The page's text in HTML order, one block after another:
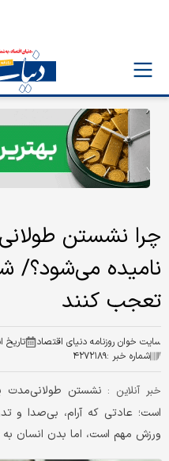
چرا نشستن
نامیده می‌شود؟/
تعجب کنند
سایت خوان روزنامه دنیای اقتصاد تاریخ
شماره خبر :۴۲۷۲۱۸۹
خبر آنلاین : نشستن طولانی‌مدت
است؛ عادتی که آرام، بی‌صدا و
ورزش مهم است، اما بدن انسان به